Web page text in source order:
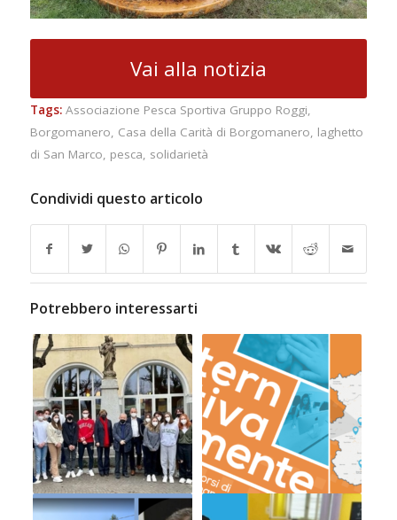
Vai alla notizia
Tags: Associazione Pesca Sportiva Gruppo Roggi,
Borgomanero, Casa della Carità di Borgomanero, laghetto
di San Marco, pesca, solidarietà
Condividi questo articolo
Potrebbero interessarti